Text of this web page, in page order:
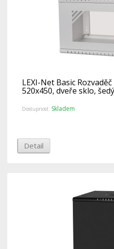
LEXI-Net Basic
520x450, dveře sklo, šedý
Dostupnost: Skladem
Detail